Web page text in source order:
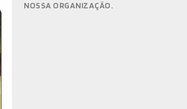
NOSSA ORGANIZAÇÃO.